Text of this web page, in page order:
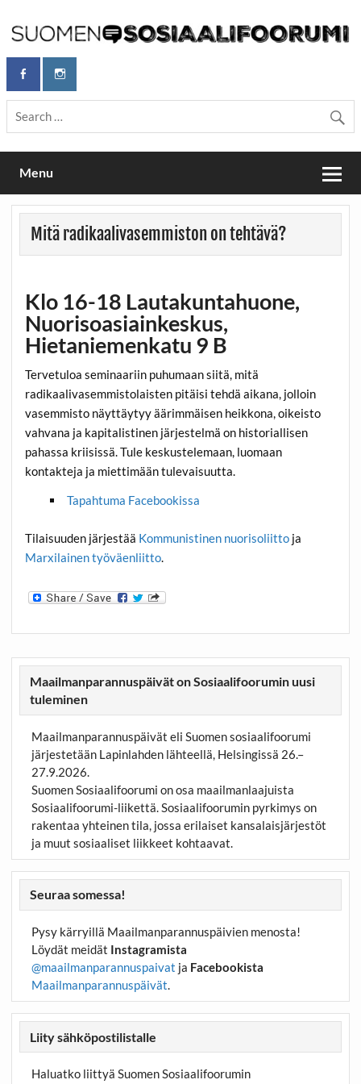
content
Maailmanparannuspäivät / Suomen
Sosiaalifoorumi
Maailmanparannuspäivät Lapinlahden Lähteellä, Helsingissä
26.–27.9.2026
Menu
Mitä radikaalivasemmiston on tehtävä?
Klo 16-18 Lautakuntahuone,
Nuorisoasiainkeskus,
Hietaniemenkatu 9 B
Tervetuloa seminaariin puhumaan siitä, mitä
radikaalivasemmistolaisten pitäisi tehdä aikana, jolloin
vasemmisto näyttäytyy äärimmäisen heikkona, oikeisto
vahvana ja kapitalistinen järjestelmä on historiallisen
pahassa kriisissä. Tule keskustelemaan, luomaan
kontakteja ja miettimään tulevaisuutta.
Tapahtuma Facebookissa
Tilaisuuden järjestää Kommunistinen nuorisoliitto ja
Marxilainen työväenliitto.
Maailmanparannuspäivät on Sosiaalifoorumin uusi
tuleminen
Maailmanparannuspäivät eli Suomen sosiaalifoorumi
järjestetään Lapinlahden lähteellä, Helsingissä 26.–
27.9.2026.
Suomen Sosiaalifoorumi on osa maailmanlaajuista
Sosiaalifoorumi-liikettä. Sosiaalifoorumin pyrkimys on
rakentaa yhteinen tila, jossa erilaiset kansalaisjärjestöt
ja muut sosiaaliset liikkeet kohtaavat.
Seuraa somessa!
Pysy kärryillä Maailmanparannuspäivien menosta!
Löydät meidät Instagramista
@maailmanparannuspaivat ja Facebookista
Maailmanparannuspäivät.
Liity sähköpostilistalle
Haluatko liittyä Suomen Sosiaalifoorumin